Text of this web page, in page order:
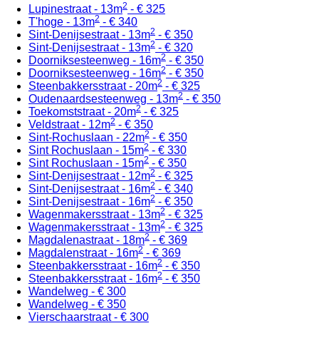
Lupinestraat - 13m2 - € 325
T'hoge - 13m2 - € 340
Sint-Denijsestraat - 13m2 - € 350
Sint-Denijsestraat - 13m2 - € 320
Doorniksesteenweg - 16m2 - € 350
Doorniksesteenweg - 16m2 - € 350
Steenbakkersstraat - 20m2 - € 325
Oudenaardsesteenweg - 13m2 - € 350
Toekomststraat - 20m2 - € 325
Veldstraat - 12m2 - € 350
Sint-Rochuslaan - 22m2 - € 350
Sint Rochuslaan - 15m2 - € 330
Sint Rochuslaan - 15m2 - € 350
Sint-Denijsestraat - 12m2 - € 325
Sint-Denijsestraat - 16m2 - € 340
Sint-Denijsestraat - 16m2 - € 350
Wagenmakersstraat - 13m2 - € 325
Wagenmakersstraat - 13m2 - € 325
Magdalenastraat - 18m2 - € 369
Magdalenstraat - 16m2 - € 369
Steenbakkersstraat - 16m2 - € 350
Steenbakkersstraat - 16m2 - € 350
Wandelweg - € 300
Wandelweg - € 350
Vierschaarstraat - € 300